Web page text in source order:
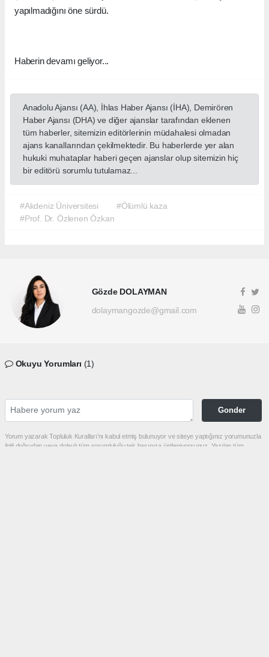
yapılmadığını öne sürdü.
Haberin devamı geliyor...
Anadolu Ajansı (AA), İhlas Haber Ajansı (İHA), Demirören
Haber Ajansı (DHA) ve diğer ajanslar tarafından eklenen
tüm haberler, sitemizin editörlerinin müdahalesi olmadan
ajans kanallarından çekilmektedir. Bu haberlerde yer alan
hukuki muhataplar haberi geçen ajanslar olup sitemizin hiç
bir editörü sorumlu tutulamaz...
#Akdeniz Üniversitesi
#Ölümlü kaza
#Prof. Dr. Özlenen Özkan
Gözde DOLAYMAN
dolaymangozde@gmail.com
Okuyu Yorumları (1)
Gonder
Yorum yazarak Topluluk Kuralları’nı kabul etmiş bulunuyor ve siteye yaptığınız yorumunuzla
ilgili doğrudan veya dolaylı tüm sorumluluğu tek başınıza üstleniyorsunuz. Yazılan tüm